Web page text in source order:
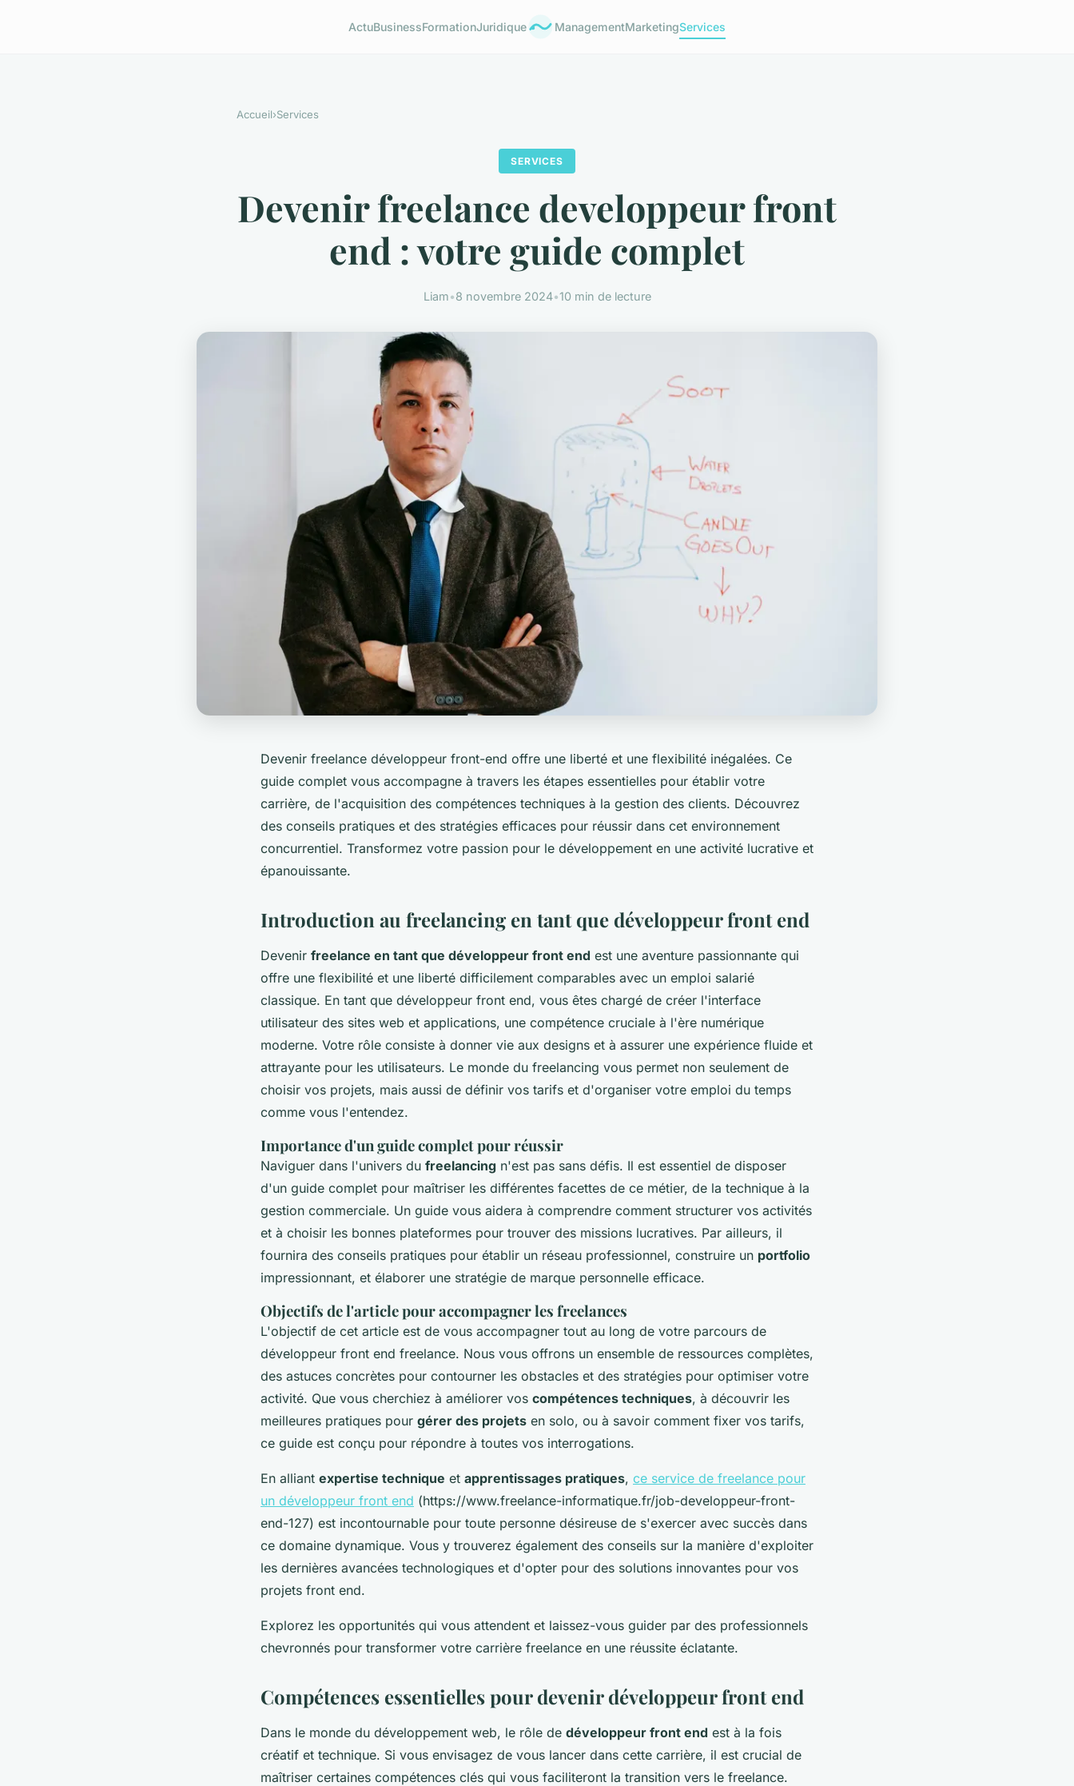
ActuBusinessFormationJuridique ManagementMarketingServices
Accueil›Services
SERVICES
Devenir freelance developpeur front
end : votre guide complet
Liam•8 novembre 2024•10 min de lecture
Devenir freelance développeur front-end offre une liberté et une flexibilité inégalées. Ce
guide complet vous accompagne à travers les étapes essentielles pour établir votre
carrière, de l'acquisition des compétences techniques à la gestion des clients. Découvrez
des conseils pratiques et des stratégies efficaces pour réussir dans cet environnement
concurrentiel. Transformez votre passion pour le développement en une activité lucrative et
épanouissante.
Introduction au freelancing en tant que développeur front end
Devenir freelance en tant que développeur front end est une aventure passionnante qui
offre une flexibilité et une liberté difficilement comparables avec un emploi salarié
classique. En tant que développeur front end, vous êtes chargé de créer l'interface
utilisateur des sites web et applications, une compétence cruciale à l'ère numérique
moderne. Votre rôle consiste à donner vie aux designs et à assurer une expérience fluide et
attrayante pour les utilisateurs. Le monde du freelancing vous permet non seulement de
choisir vos projets, mais aussi de définir vos tarifs et d'organiser votre emploi du temps
comme vous l'entendez.
Importance d'un guide complet pour réussir
Naviguer dans l'univers du freelancing n'est pas sans défis. Il est essentiel de disposer
d'un guide complet pour maîtriser les différentes facettes de ce métier, de la technique à la
gestion commerciale. Un guide vous aidera à comprendre comment structurer vos activités
et à choisir les bonnes plateformes pour trouver des missions lucratives. Par ailleurs, il
fournira des conseils pratiques pour établir un réseau professionnel, construire un portfolio
impressionnant, et élaborer une stratégie de marque personnelle efficace.
Objectifs de l'article pour accompagner les freelances
L'objectif de cet article est de vous accompagner tout au long de votre parcours de
développeur front end freelance. Nous vous offrons un ensemble de ressources complètes,
des astuces concrètes pour contourner les obstacles et des stratégies pour optimiser votre
activité. Que vous cherchiez à améliorer vos compétences techniques, à découvrir les
meilleures pratiques pour gérer des projets en solo, ou à savoir comment fixer vos tarifs,
ce guide est conçu pour répondre à toutes vos interrogations.
En alliant expertise technique et apprentissages pratiques, ce service de freelance pour
un développeur front end (https://www.freelance-informatique.fr/job-developpeur-front-
end-127) est incontournable pour toute personne désireuse de s'exercer avec succès dans
ce domaine dynamique. Vous y trouverez également des conseils sur la manière d'exploiter
les dernières avancées technologiques et d'opter pour des solutions innovantes pour vos
projets front end.
Explorez les opportunités qui vous attendent et laissez-vous guider par des professionnels
chevronnés pour transformer votre carrière freelance en une réussite éclatante.
Compétences essentielles pour devenir développeur front end
Dans le monde du développement web, le rôle de développeur front end est à la fois
créatif et technique. Si vous envisagez de vous lancer dans cette carrière, il est crucial de
maîtriser certaines compétences clés qui vous faciliteront la transition vers le freelance.